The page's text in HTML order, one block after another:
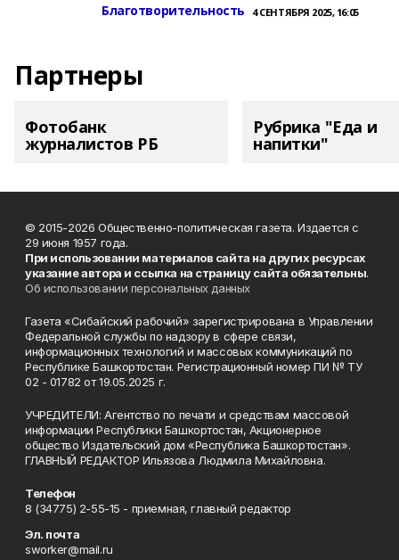
Благотворительность 4 СЕНТЯБРЯ 2025, 16:05
Партнеры
Фотобанк
журналистов РБ
Рубрика "Еда и
напитки"
© 2015-2026 Общественно-политическая газета. Издается с
29 июня 1957 года.
При использовании материалов сайта на других ресурсах
указание автора и ссылка на страницу сайта обязательны.
Об использовании персональных данных
Газета «Сибайский рабочий» зарегистрирована в Управлении
Федеральной службы по надзору в сфере связи,
информационных технологий и массовых коммуникаций по
Республике Башкортостан. Регистрационный номер ПИ № ТУ
02 - 01782 от 19.05.2025 г.
УЧРЕДИТЕЛИ: Агентство по печати и средствам массовой
информации Республики Башкортостан, Акционерное
общество Издательский дом «Республика Башкортостан».
ГЛАВНЫЙ РЕДАКТОР Ильязова Людмила Михайловна.
Телефон
8 (34775) 2-55-15 - приемная, главный редактор
Эл. почта
sworker@mail.ru